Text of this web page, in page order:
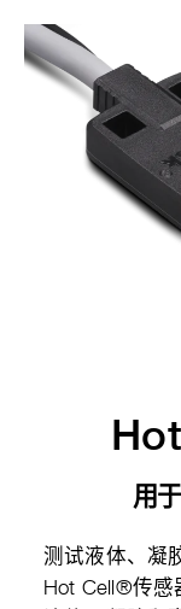
用
测试液体、凝
Hot Cell®传感